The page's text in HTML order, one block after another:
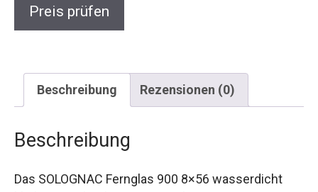
Preis prüfen
Beschreibung Rezensionen (0)
Beschreibung
Das SOLOGNAC Fernglas 900 8×56 wasserdicht